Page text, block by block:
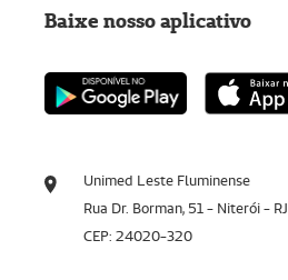
Unimed Leste Fluminense
Rua Dr. Borman, 51 - Niterói - RJ
CEP: 24020-320
Baixe nosso aplicativo